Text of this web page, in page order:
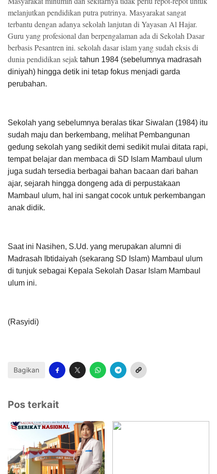
melanjutkan pendidikan putra putrinya. Masyarakat sangat
terbantu dengan adanya sekolah lanjutan di Yayasan Al Hajar.
Guru yang profesional dan berpengalaman ada di Sekolah Dasar
berbasis Pesantren ini. sekolah dasar islam yang sudah eksis di
dunia pendidikan sejak tahun 1984 (sebelumnya madrasah
diniyah) hingga detik ini tetap fokus menjadi garda
perubahan.
Sekolah yang sebelumnya beralas tikar Siwalan (1984) itu
sudah maju dan berkembang, melihat Pembangunan
gedung sekolah yang sedikit demi sedikit mulai ditata rapi,
tempat belajar dan membaca di SD Islam Mambaul ulum
juga sudah tersedia berbagai bahan bacaan dari bahan
ajar, sejarah hingga dongeng ada di perpustakaan
Mambaul ulum, hal ini sangat cocok untuk perkembangan
anak didik.
Saat ini Nasihen, S.Ud. yang merupakan alumni di
Madrasah Ibtidaiyah (sekarang SD Islam) Mambaul ulum
di tunjuk sebagai Kepala Sekolah Dasar Islam Mambaul
ulum ini.
(Rasyidi)
Bagikan
Pos terkait